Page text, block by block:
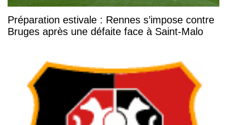
Préparation estivale : Rennes s’impose contre
Bruges après une défaite face à Saint-Malo